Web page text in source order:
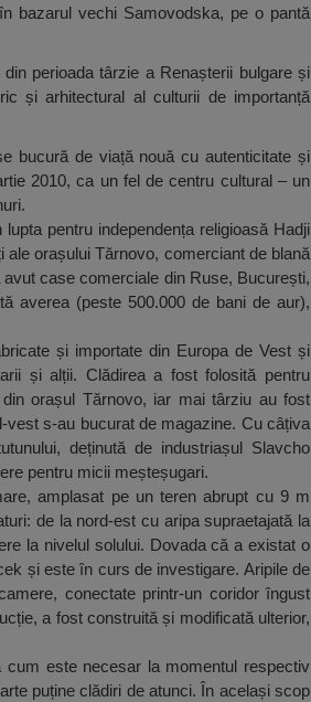
bazarul vechi Samovodska, pe o pantă
perioada târzie a Renașterii bulgare și
și arhitectural al culturii de importanță
bucură de viață nouă cu autenticitate și
2010, ca un fel de centru cultural – un
pentru independența religioasă Hadji
orașului Tărnovo, comerciant de blană
case comerciale din Ruse, București,
averea (peste 500.000 de bani de aur),
și importate din Europa de Vest și
și alții. Clădirea a fost folosită pentru
orașul Tărnovo, iar mai târziu au fost
vest s-au bucurat de magazine. Cu câțiva
deținută de industriașul Slavcho
pentru micii meșteșugari.
amplasat pe un teren abrupt cu 9 m
de la nord-est cu aripa supraetajată la
la nivelul solului. Dovada că a existat o
și este în curs de investigare. Aripile de
conectate printr-un coridor îngust
a fost construită și modificată ulterior,
este necesar la momentul respectiv
puține clădiri de atunci. În același scop